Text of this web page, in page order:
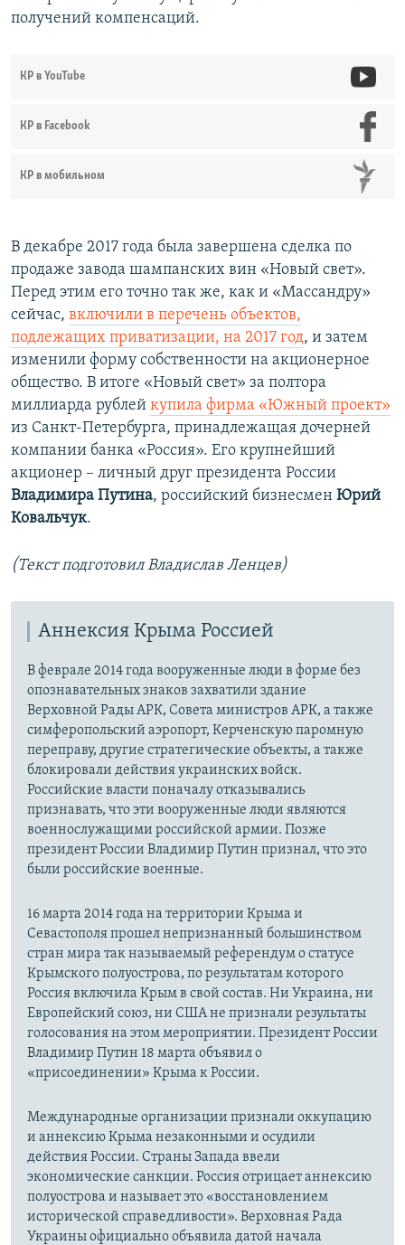
получений компенсаций.
КР в YouTube
КР в Facebook
КР в мобильном
В декабре 2017 года была завершена сделка по
продаже завода шампанских вин «Новый свет».
Перед этим его точно так же, как и «Массандру»
сейчас, включили в перечень объектов,
подлежащих приватизации, на 2017 год, и затем
изменили форму собственности на акционерное
общество. В итоге «Новый свет» за полтора
миллиарда рублей купила фирма «Южный проект»
из Санкт-Петербурга, принадлежащая дочерней
компании банка «Россия». Его крупнейший
акционер – личный друг президента России
Владимира Путина, российский бизнесмен Юрий
Ковальчук.
(Текст подготовил Владислав Ленцев)
Аннексия Крыма Россией
В феврале 2014 года вооруженные люди в форме без
опознавательных знаков захватили здание
Верховной Рады АРК, Совета министров АРК, а также
симферопольский аэропорт, Керченскую паромную
переправу, другие стратегические объекты, а также
блокировали действия украинских войск.
Российские власти поначалу отказывались
признавать, что эти вооруженные люди являются
военнослужащими российской армии. Позже
президент России Владимир Путин признал, что это
были российские военные.
16 марта 2014 года на территории Крыма и
Севастополя прошел непризнанный большинством
стран мира так называемый референдум о статусе
Крымского полуострова, по результатам которого
Россия включила Крым в свой состав. Ни Украина, ни
Европейский союз, ни США не признали результаты
голосования на этом мероприятии. Президент России
Владимир Путин 18 марта объявил о
«присоединении» Крыма к России.
Международные организации признали оккупацию
и аннексию Крыма незаконными и осудили
действия России. Страны Запада ввели
экономические санкции. Россия отрицает аннексию
полуострова и называет это «восстановлением
исторической справедливости». Верховная Рада
Украины официально объявила датой начала